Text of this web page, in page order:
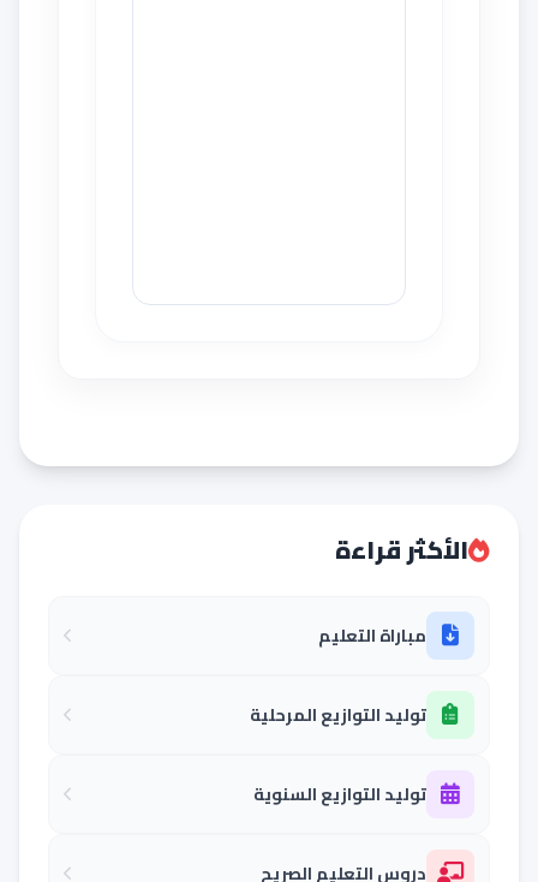
الأكثر قراءة
مباراة التعليم
توليد التوازيع المرحلية
توليد التوازيع السنوية
دروس التعليم الصريح